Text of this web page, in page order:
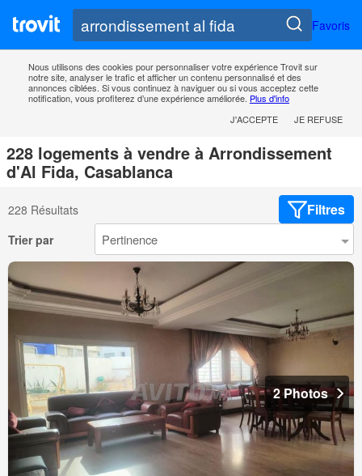
Favoris
Nous utilisons des cookies pour personnaliser votre expérience Trovit sur
notre site, analyser le trafic et afficher un contenu personnalisé et des
annonces ciblées. Si vous continuez à naviguer ou si vous acceptez cette
notification, vous profiterez d’une expérience améliorée. Plus d'info
J'ACCEPTE
JE REFUSE
228 logements à vendre à Arrondissement
d'Al Fida, Casablanca
228 Résultats Filtres
Trier par
2 Photos